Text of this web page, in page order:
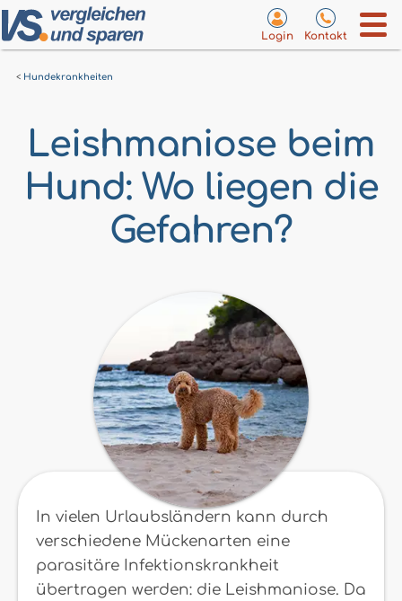
Login Kontakt
Hundekrankheiten
Leishmaniose beim
Hund: Wo liegen die
Gefahren?
In vielen Urlaubsländern kann durch
verschiedene Mückenarten eine
parasitäre Infektionskrankheit
übertragen werden: die Leishmaniose. Da